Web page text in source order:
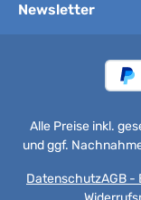
Newsletter
Alle Preise inkl.
und ggf.
DatenschutzAGB -